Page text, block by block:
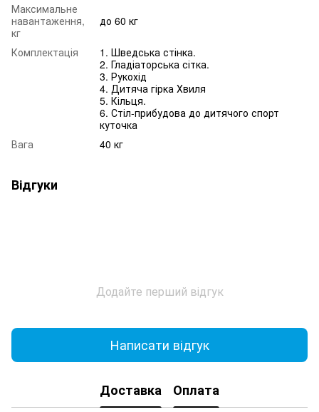
Максимальне
навантаження,
кг
до 60 кг
Комплектація
1. Шведська стінка.
2. Гладіаторська сітка.
3. Рукохід
4. Дитяча гірка Хвиля
5. Кільця.
6. Стіл-прибудова до дитячого спорт
куточка
Вага
40 кг
Відгуки
Додайте перший відгук
Написати відгук
Доставка Оплата